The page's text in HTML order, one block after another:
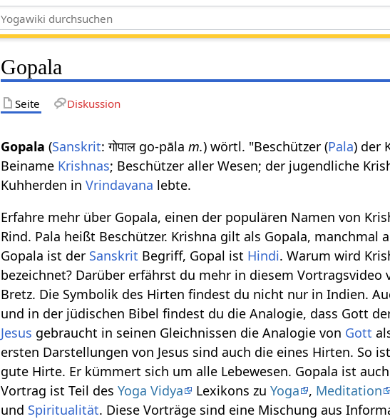
Gopala
Seite Diskussion
Gopala (Sanskrit: गोपाल go-pālam.) wörtl. "Beschützer (Pala) der
Beiname Krishnas; Beschützer aller Wesen; der jugendliche
Kuhherden inVrindavana lebte.
Erfahre mehr über Gopala, einen der populären Namen von
Rind. Pala heißt Beschützer. Krishna gilt als Gopala, manchmal
Gopala ist der Sanskrit Begriff, Gopal ist Hindi. Warum wird
bezeichnet? Darüber erfährst du mehr in diesem Vortragsvideo
Bretz. Die Symbolik des Hirten findest du nicht nur in Indien.
und in der jüdischen Bibel findest du die Analogie, dass Gott
Jesus gebraucht in seinen Gleichnissen die Analogie von Gott
ersten Darstellungen von Jesus sind auch die eines Hirten. So
gute Hirte. Er kümmert sich um alle Lebewesen. Gopala ist
Vortrag ist Teil desYoga Vidya Lexikons zuYoga , Meditation
und Spiritualität. Diese Vorträge sind eine Mischung aus